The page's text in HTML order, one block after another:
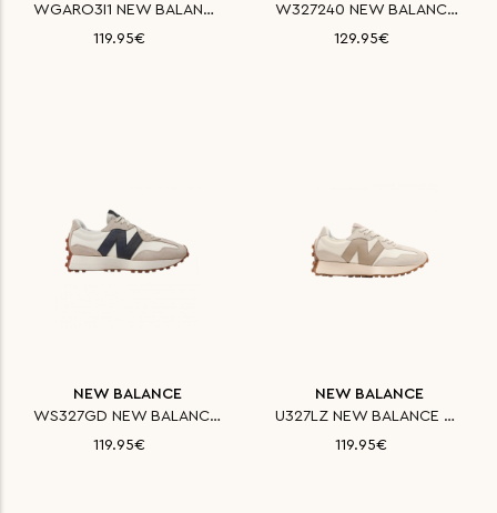
WGARO3I1 NEW BALANCE ΠΑΠΟΥΤΣΙ
119.95€
W327240 NEW BALANCE ΠΑΠΟΥΤΣΙ C
129.95€
NEW BALANCE
WS327GD NEW BALANCE ΠΑΠΟΥΤΣΙ C
119.95€
NEW BALANCE
U327LZ NEW BALANCE ΠΑΠΟΥΤΣΙ CL
119.95€